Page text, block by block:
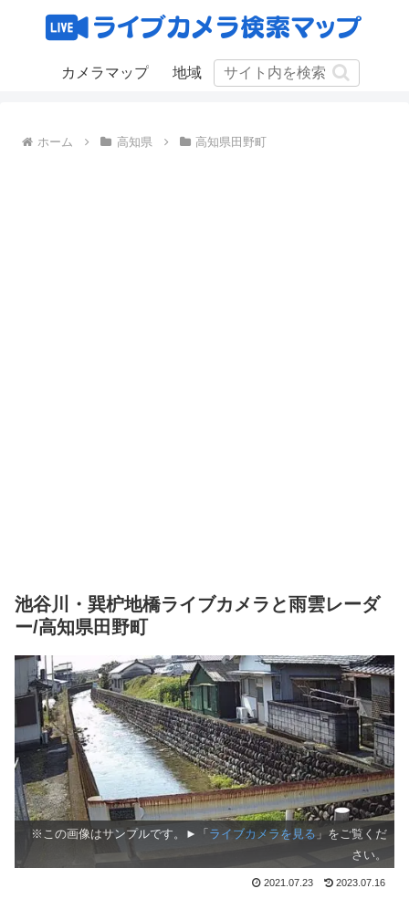
カメラマップ 地域
ホーム 高知県 高知県田野町
池谷川・巽枦地橋ライブカメラと雨雲レーダ
ー/高知県田野町
※この画像はサンプルです。►「 ライブカメラを見る 」をご覧くだ
さい。
2021.07.23 2023.07.16